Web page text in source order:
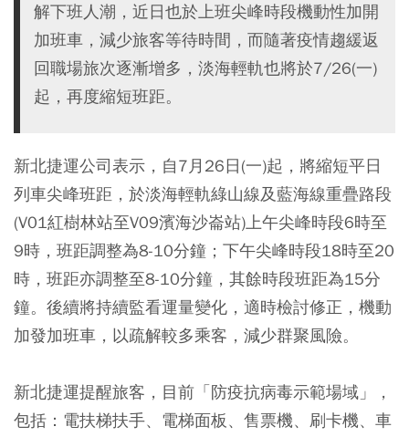
解下班人潮，近日也於上班尖峰時段機動性加開
加班車，減少旅客等待時間，而隨著疫情趨緩返
回職場旅次逐漸增多，淡海輕軌也將於7/26(一)
起，再度縮短班距。
新北捷運公司表示，自7月26日(一)起，將縮短平日
列車尖峰班距，於淡海輕軌綠山線及藍海線重疊路段
(V01紅樹林站至V09濱海沙崙站)上午尖峰時段6時至
9時，班距調整為8-10分鐘；下午尖峰時段18時至20
時，班距亦調整至8-10分鐘，其餘時段班距為15分
鐘。後續將持續監看運量變化，適時檢討修正，機動
加發加班車，以疏解較多乘客，減少群聚風險。
新北捷運提醒旅客，目前「防疫抗病毒示範場域」，
包括：電扶梯扶手、電梯面板、售票機、刷卡機、車